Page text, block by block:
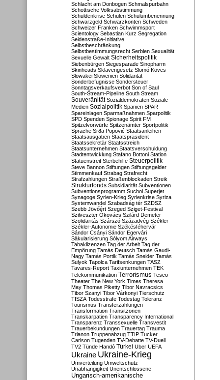
Schlacht am Donbogen Schmalspurbahn
Schottische Volksabstimmung
Schuldenkrise Schulen Schulumbenennung
Schwarzgeld Schwarzkonten Schweden
Schweizer Franken Schwimmsport
Scientology Sebastian Kurz Segregation
Seidenstraße-Initiative
Selbstbeschränkung
Selbstbestimmungsrecht Serbien Sexualität
Sexuelle Gewalt Sicherheitspolitik
Siebenbürgen Siegesparade Sinopharm
Skinheads Sklavengesetz Slomó Köves
Slowakei Slowenien Solidarität
Sonderbefugnisse Sondersteuer
Sonntagsverkaufsverbot Son of Saul
South-Stream-Pipeline South Stream
Souveränität Sozialdemokraten Soziale
Medien Sozialpolitik Spanien SPAR
Spareinlagen Sparmaßnahmen Sparpolitik
SPD Spenden Spionage Spirit FM
Spitzelvorwürfe Spitzenämter Sportpolitik
Sprache Srđa Popović Staatsanleihen
Staatsausgaben Staatspräsident
Staatssekretär Staatsstreich
Staatsunternehmen Staatsverschuldung
Stadtentwicklung Stafano Bottoni Station
Statuenstreit Sterbehilfe Steuerpolitik
Steve Bannon Stiftungen Stiftungsgelder
Stimmenkauf Strabag Strafrecht
Strafzahlungen Straßenblockaden Streik
Strukturfonds Subsidiarität Subventionen
Subventionsprogramm Suchoi Superjet
Synagoge Syrien-Krieg Syrienkrise Syriza
Systemwandel Szabadság tér SZDSZ
Szebb Jövőért Szeged Sziget-Festival
Szilveszter Ókovács Szilárd Demeter
Szolidaritás Szárszó Századvég Székler
Székler-Autonomie Székésféhervár
Sándor Csányi Sándor Egervári
Säkularisierung Sólyom Airways
Tabaklizenzen Tag der Arbeit Tag der
Empörung Tamás Deutsch Tamás Gaudi-
Nagy Tamás Portik Tamás Sneider Tamás
Sulyok Tapolca Tarifsenkungen TASZ
Tavares-Report Taxiunternehmen TEK
Telekommunikation Terrorismus Tesco
Theater The New York Times Theresa
May Thomas Piketty Tibor Navracsics
Tibor Szanyi Tibor Várkonyi Tierschutz
TISZA Todesstrafe Todestag Toleranz
Tourismus Transferzahlungen
Transformation Transitzonen
Transkarpatien Transparency International
Transparenz Transsexuelle Transvestit
Trauerbekundungen Trauertag Trauma
Trianon Truppenabzug TTIP Tucker
Carlson Tugenden TV-Debatte TV-Duell
TV2 Tünde Handó Türkei Uber UEFA
Ukraine Ukraine-Krieg
Umverteilung Umweltschutz
Unabhängigkeit Unentschlossene
Ungarisch-amerikanische